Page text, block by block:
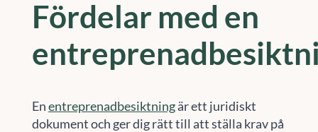
Fördelar med en
Enentreprenadbesiktningär ett juridiskt
dokument och ger dig rätt till att ställa krav på